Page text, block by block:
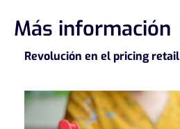
entradas
Más información
Revolución en el pricing retail